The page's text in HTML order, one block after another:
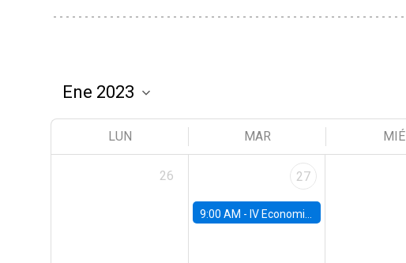
LUN MAR MIÉ
26 27
9:00 AM - IV Economics Alumni Workshop